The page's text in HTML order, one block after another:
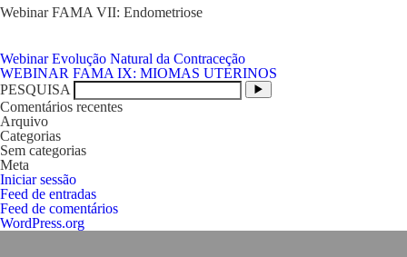
Webinar FAMA VII: Endometriose
Navegação
de
artigos
Webinar Evolução Natural da Contraceção
WEBINAR FAMA IX: MIOMAS UTERINOS
PESQUISA
Comentários recentes
Arquivo
Categorias
Sem categorias
Meta
Iniciar sessão
Feed de entradas
Feed de comentários
WordPress.org